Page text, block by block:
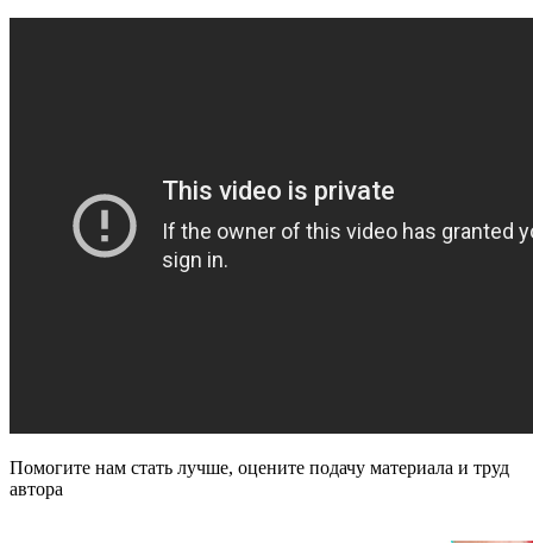
Помогите нам стать лучше, оцените подачу материала и труд
автора